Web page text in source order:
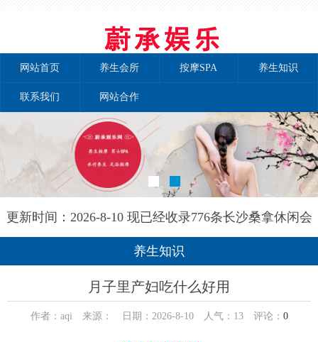
网站首页 养生会所 按摩SPA 养生知识
联系我们 网站合作
更新时间：2026-8-10 现已经收录776条长沙桑拿休闲会
所-长沙秘境养生网信息
养生知识
月子里产妇吃什么好用
作者：aqi 来源： 日期：2026-8-10 人气： 13评论： 0